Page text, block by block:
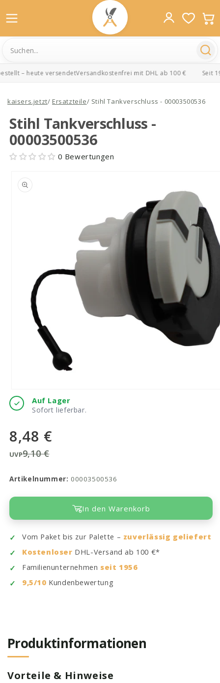
Inhalt
– heute versendetVersandkostenfrei mit DHL ab 100 € Seit
kaisers.jetzt/ Ersatzteile/ Stihl Tankverschluss - 00003500536
Stihl Tankverschluss -
00003500536
0 Bewertungen
1
in
Auf Lager
Sofort lieferbar.
8,48 €
UVP9,10 €
Artikelnummer: 00003500536
In den Warenkorb
Vom Paket bis zur Palette – zuverlässig geliefert
Kostenloser DHL-Versand ab 100 €*
Familienunternehmen seit 1956
9,5/10 Kundenbewertung
Produktinformationen
Vorteile & Hinweise